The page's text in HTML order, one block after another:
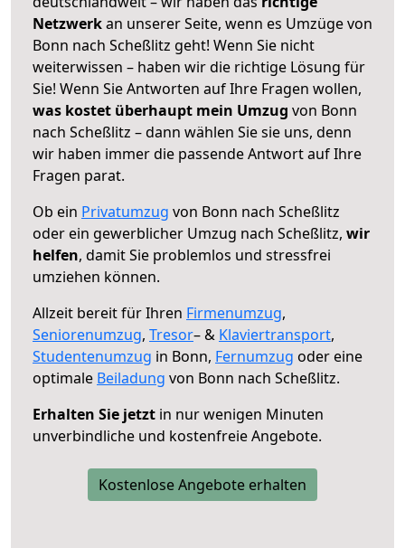
Netzwerkan unserer Seite, wenn es Umzüge von
Bonn nach Scheßlitz geht! Wenn Sie nicht
weiterwissen – haben wir die richtige Lösung für
Sie! Wenn Sie Antworten auf Ihre Fragen wollen,
was kostet überhaupt mein Umzug von Bonn
nach Scheßlitz – dann wählen Sie sie uns, denn
wir haben immer die passende Antwort auf Ihre
Fragen parat.
Ob ein Privatumzug von Bonn nach Scheßlitz
oder ein gewerblicher Umzug nach Scheßlitz, wir
helfen, damit Sie problemlos und stressfrei
umziehen können.
Allzeit bereit für Ihren Firmenumzug,
Seniorenumzug, Tresor– & Klaviertransport,
Studentenumzug in Bonn, Fernumzug oder eine
optimale Beiladung von Bonn nach Scheßlitz.
Erhalten Sie jetzt in nur wenigen Minuten
unverbindliche und kostenfreie Angebote.
Kostenlose Angebote erhalten